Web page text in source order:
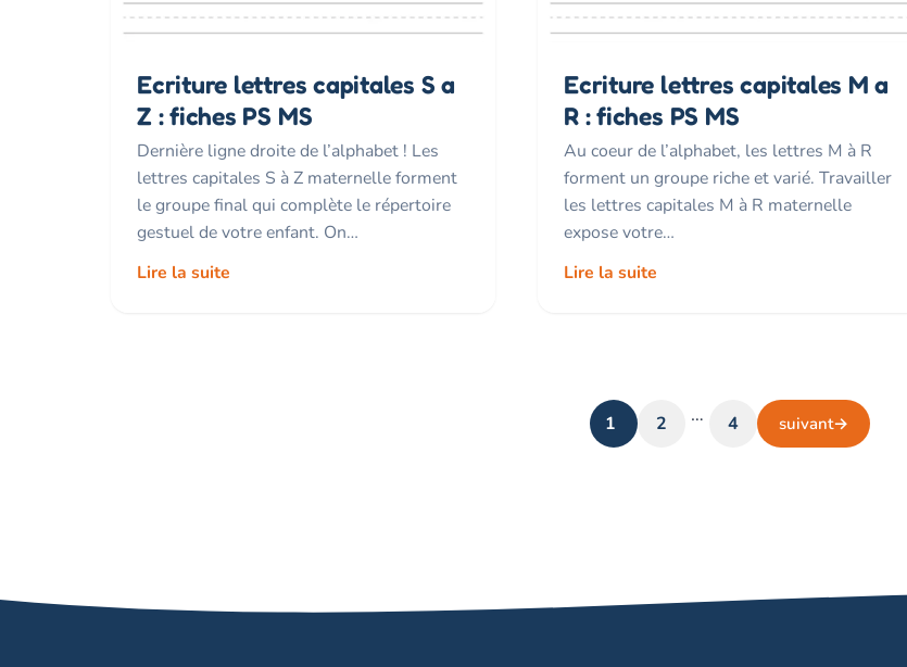
Ecriture lettres capitales S a
Z : fiches PS MS
Dernière ligne droite de l’alphabet ! Les
lettres capitales S à Z maternelle forment
le groupe final qui complète le répertoire
gestuel de votre enfant. On…
Lire la suite
Ecriture lettres capitales M a
R : fiches PS MS
Au coeur de l’alphabet, les lettres M à R
forment un groupe riche et varié. Travailler
les lettres capitales M à R maternelle
expose votre…
Lire la suite
Page
1
Page
2 …
Page
4 →
suivant